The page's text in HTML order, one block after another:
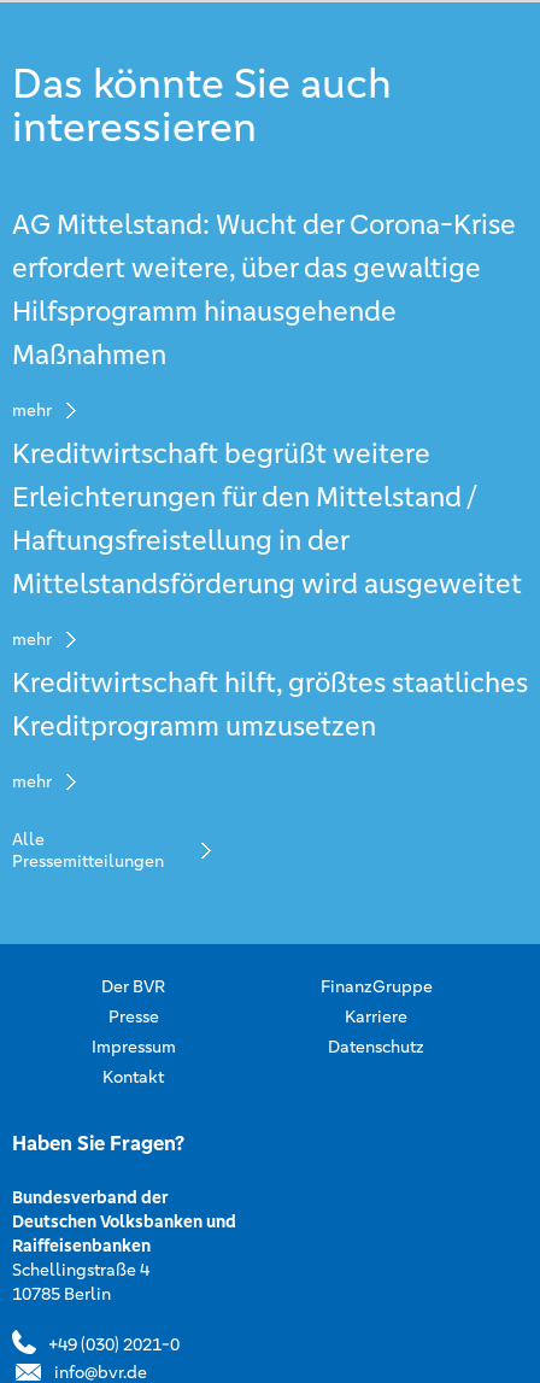
Das könnte Sie auch
interessieren
AG Mittelstand: Wucht der Corona-Krise
erfordert weitere, über das gewaltige
Hilfsprogramm hinausgehende
Maßnahmen
mehr
Kreditwirtschaft begrüßt weitere
Erleichterungen für den Mittelstand /
Haftungsfreistellung in der
Mittelstandsförderung wird ausgeweitet
mehr
Kreditwirtschaft hilft, größtes staatliches
Kreditprogramm umzusetzen
mehr
Alle
Pressemitteilungen
Der BVR
FinanzGruppe
Presse
Karriere
Impressum
Datenschutz
Kontakt
Haben Sie Fragen?
Bundesverband der
Deutschen Volksbanken und
Raiffeisenbanken
Schellingstraße 4
10785 Berlin
+49 (030) 2021-0
info@bvr.de